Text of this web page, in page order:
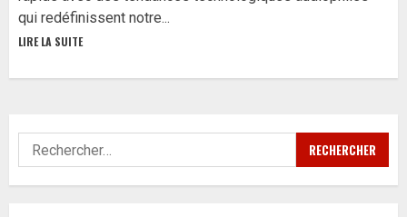
qui redéfinissent notre...
LIRE LA SUITE
Rechercher :